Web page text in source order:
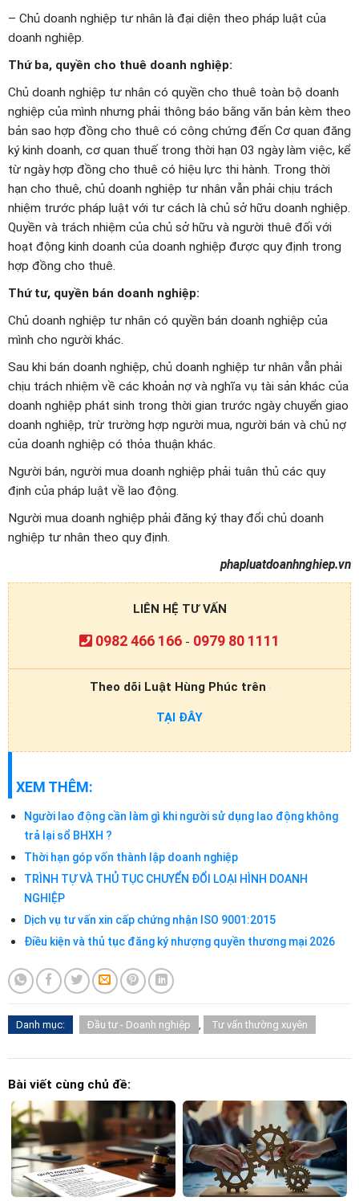
– Chủ doanh nghiệp tư nhân là đại diện theo pháp luật của
doanh nghiệp.
Thứ ba, quyền cho thuê doanh nghiệp:
Chủ doanh nghiệp tư nhân có quyền cho thuê toàn bộ doanh
nghiệp của mình nhưng phải thông báo bằng văn bản kèm theo
bản sao hợp đồng cho thuê có công chứng đến Cơ quan đăng
ký kinh doanh, cơ quan thuế trong thời hạn 03 ngày làm việc, kể
từ ngày hợp đồng cho thuê có hiệu lực thi hành. Trong thời
hạn cho thuê, chủ doanh nghiệp tư nhân vẫn phải chịu trách
nhiệm trước pháp luật với tư cách là chủ sở hữu doanh nghiệp.
Quyền và trách nhiệm của chủ sở hữu và người thuê đối với
hoạt động kinh doanh của doanh nghiệp được quy định trong
hợp đồng cho thuê.
Thứ tư, quyền bán doanh nghiệp:
Chủ doanh nghiệp tư nhân có quyền bán doanh nghiệp của
mình cho người khác.
Sau khi bán doanh nghiệp, chủ doanh nghiệp tư nhân vẫn phải
chịu trách nhiệm về các khoản nợ và nghĩa vụ tài sản khác của
doanh nghiệp phát sinh trong thời gian trước ngày chuyển giao
doanh nghiệp, trừ trường hợp người mua, người bán và chủ nợ
của doanh nghiệp có thỏa thuận khác.
Người bán, người mua doanh nghiệp phải tuân thủ các quy
định của pháp luật về lao động.
Người mua doanh nghiệp phải đăng ký thay đổi chủ doanh
nghiệp tư nhân theo quy định.
phapluatdoanhnghiep.vn
LIÊN HỆ TƯ VẤN
0982 466 166 - 0979 80 1111
Theo dõi Luật Hùng Phúc trên
TẠI ĐÂY
XEM THÊM:
Người lao động cần làm gì khi người sử dụng lao động không
trả lại sổ BHXH ?
Thời hạn góp vốn thành lập doanh nghiệp
TRÌNH TỰ VÀ THỦ TỤC CHUYỂN ĐỔI LOẠI HÌNH DOANH
NGHIỆP
Dịch vụ tư vấn xin cấp chứng nhận ISO 9001:2015
Điều kiện và thủ tục đăng ký nhượng quyền thương mại 2026
Danh mục: Đầu tư - Doanh nghiệp , Tư vấn thường xuyên
Bài viết cùng chủ đề: